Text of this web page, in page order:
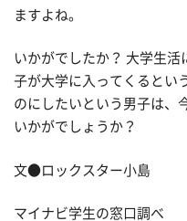
ますよね。
いかがでしたか？ 大学生
子が大学に入ってくるとい
のにしたいという男子は、
いかがでしょうか？
文●ロックスター小島
マイナビ学生の窓口調べ